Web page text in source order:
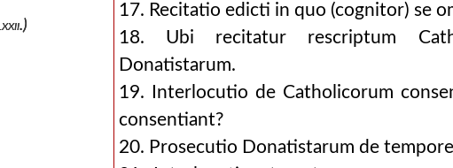
17. Recitatio edicti in quo (cognitor) se
18. Ubi recitatur rescriptum
Donatistarum.
19. Interlocutio de Catholicorum
consentiant?
20. Prosecutio Donatistarum de